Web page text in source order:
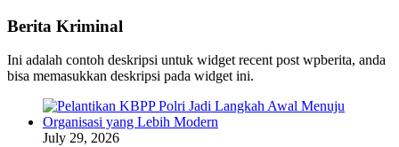
Berita Kriminal
Ini adalah contoh deskripsi untuk widget recent post wpberita, anda
bisa memasukkan deskripsi pada widget ini.
July 29, 2026